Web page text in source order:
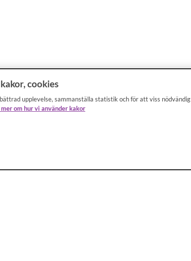
cookies
upplevelse, sammanställa statistik och för att viss nödvändig
mer om hur vi använder kakor